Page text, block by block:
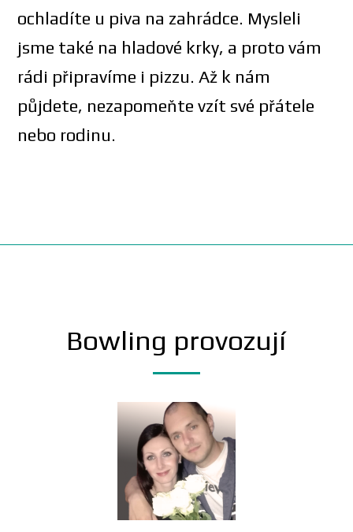
ochladíte u piva na zahrádce. Mysleli
jsme také na hladové krky, a proto vám
rádi připravíme i pizzu. Až k nám
půjdete, nezapomeňte vzít své přátele
nebo rodinu.
Bowling provozují